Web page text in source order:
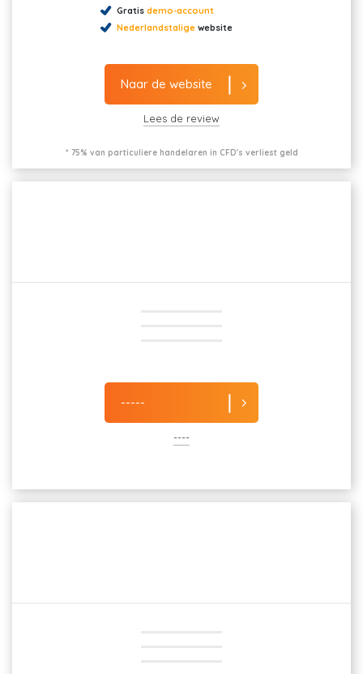
Gratis demo-account
Nederlandstalige website
Naar de website
Lees de review
* 75% van particuliere handelaren in CFD's verliest geld
-----
----